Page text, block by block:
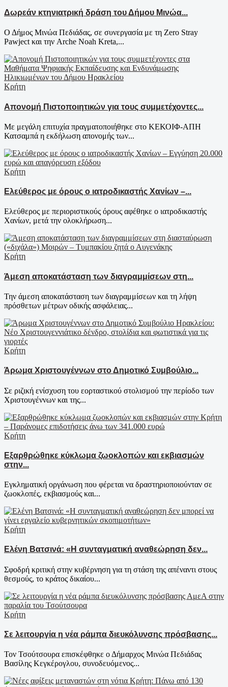
Δωρεάν κτηνιατρική δράση του Δήμου Μινώα...
Ο Δήμος Μινώα Πεδιάδας, σε συνεργασία με τη Zero Stray
Pawject και την Arche Noah Kreta,...
Κρήτη
Απονομή Πιστοποιητικών για τους συμμετέχοντες...
Με μεγάλη επιτυχία πραγματοποιήθηκε στο ΚΕΚΟΙΦ-ΑΠΗ
Κατσαμπά η εκδήλωση απονομής των...
Κρήτη
Ελεύθερος με όρους ο ιατροδικαστής Χανίων –...
Ελεύθερος με περιοριστικούς όρους αφέθηκε ο ιατροδικαστής
Χανίων, μετά την ολοκλήρωση...
Κρήτη
Άμεση αποκατάσταση των διαγραμμίσεων στη...
Την άμεση αποκατάσταση των διαγραμμίσεων και τη λήψη
πρόσθετων μέτρων οδικής ασφάλειας...
Κρήτη
Άρωμα Χριστουγέννων στο Δημοτικό Συμβούλιο...
Σε ριζική ενίσχυση του εορταστικού στολισμού την περίοδο των
Χριστουγέννων και της...
Κρήτη
Εξαρθρώθηκε κύκλωμα ζωοκλοπών και εκβιασμών
στην...
Εγκληματική οργάνωση που φέρεται να δραστηριοποιούνταν σε
ζωοκλοπές, εκβιασμούς και...
Κρήτη
Ελένη Βατσινά: «Η συνταγματική αναθεώρηση δεν...
Σφοδρή κριτική στην κυβέρνηση για τη στάση της απέναντι στους
θεσμούς, το κράτος δικαίου...
Κρήτη
Σε λειτουργία η νέα ράμπα διευκόλυνσης πρόσβασης...
Τον Τσούτσουρα επισκέφθηκε ο Δήμαρχος Μινώα Πεδιάδας
Βασίλης Κεγκέρογλου, συνοδευόμενος...